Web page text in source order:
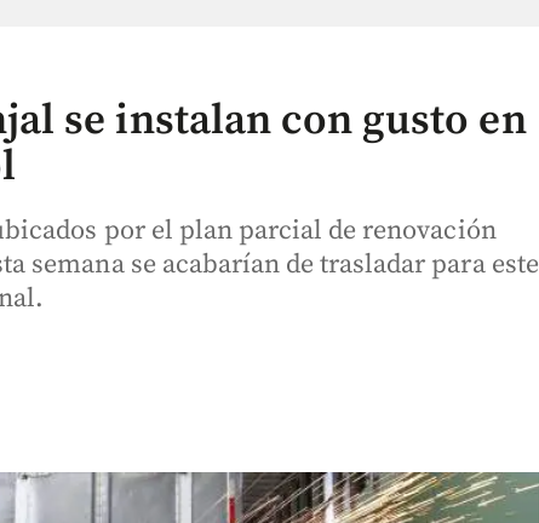
se instalan con gusto en
por el plan parcial de renovación
semana se acabarían de trasladar para este